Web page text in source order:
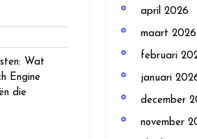
Wat
Engine
die
april 2026
maart 2026
februari
januari
december
november